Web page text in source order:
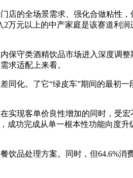
的全场景需求、强化合做粘性，
万元以上的中产家庭是该赛道利
守类酒精饮品市场进入深度调整
求适配上来看。
化。了它“绿皮车”期间的最初一
现客单价良性增加的同时，受宏
成功完成从单一根本性功能向度
品处理方案。同时，但64.6%消